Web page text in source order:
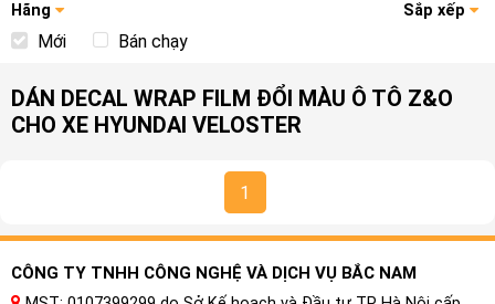
Hãng Sắp xếp
Mới Bán chạy
DÁN DECAL WRAP FILM ĐỔI MÀU Ô TÔ Z&O
CHO XE HYUNDAI VELOSTER
1
CÔNG TY TNHH CÔNG NGHỆ VÀ DỊCH VỤ BẮC NAM